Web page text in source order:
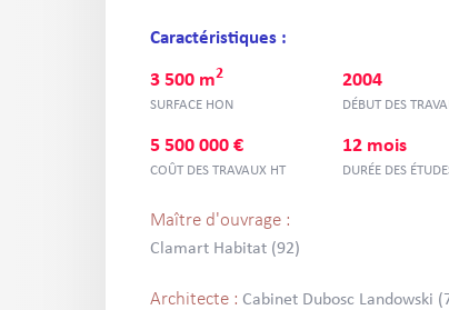
Caractéristiques :
3 500 m2
SURFACE HON
2004
DÉBUT DES
5 500 000 €
COÛT DES TRAVAUX HT
12 mois
DURÉE DES
Maître d'ouvrage :
Clamart Habitat (92)
Architecte : Cabinet Dubosc Landowski